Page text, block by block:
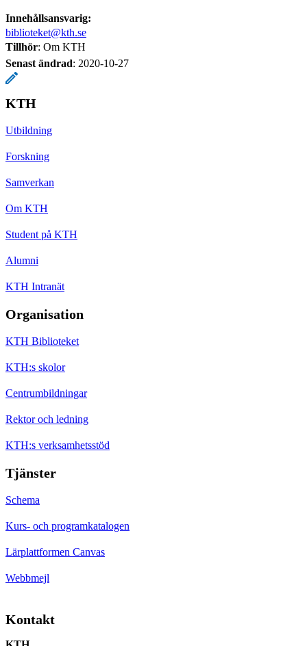
Innehållsansvarig:
biblioteket@kth.se
Tillhör: Om KTH
Senast ändrad: 2020-10-27
KTH
Utbildning
Forskning
Samverkan
Om KTH
Student på KTH
Alumni
KTH Intranät
Organisation
KTH Biblioteket
KTH:s skolor
Centrumbildningar
Rektor och ledning
KTH:s verksamhetsstöd
Tjänster
Schema
Kurs- och programkatalogen
Lärplattformen Canvas
Webbmejl
Kontakt